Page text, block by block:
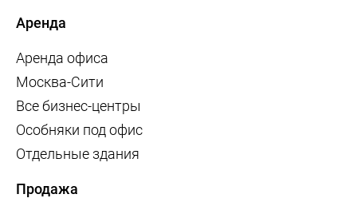
Аренда
Аренда офиса
Москва-Сити
Все бизнес-центры
Особняки под офис
Отдельные здания
Продажа